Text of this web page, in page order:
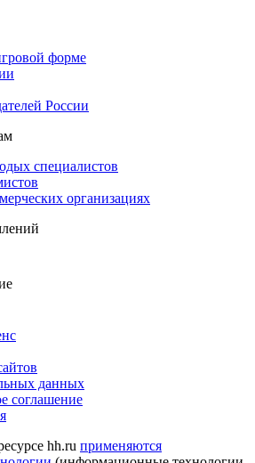
форме
России
специалистов
организациях
данных
соглашение
hh.ru применяются